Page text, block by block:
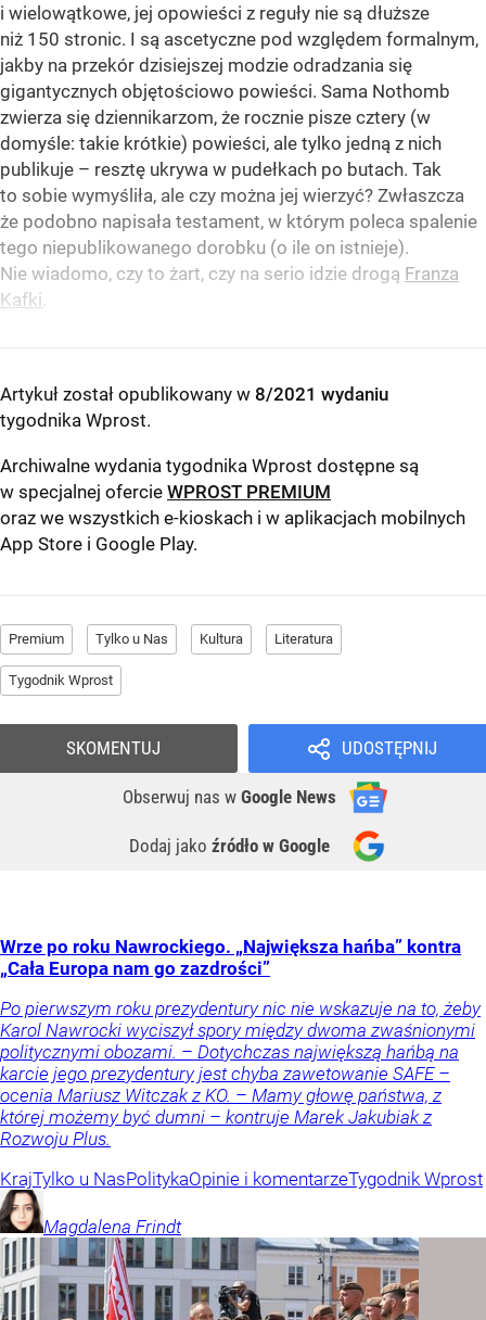
i wielowątkowe, jej opowieści z reguły nie są dłuższe
niż 150 stronic. I są ascetyczne pod względem formalnym,
jakby na przekór dzisiejszej modzie odradzania się
gigantycznych objętościowo powieści. Sama Nothomb
zwierza się dziennikarzom, że rocznie pisze cztery (w
domyśle: takie krótkie) powieści, ale tylko jedną z nich
publikuje – resztę ukrywa w pudełkach po butach. Tak
to sobie wymyśliła, ale czy można jej wierzyć? Zwłaszcza
że podobno napisała testament, w którym poleca spalenie
tego niepublikowanego dorobku (o ile on istnieje).
Nie wiadomo, czy to żart, czy na serio idzie drogą Franza
Kafki.
Artykuł został opublikowany w 8/2021 wydaniu
tygodnika Wprost.
Archiwalne wydania tygodnika Wprost dostępne są
w specjalnej ofercie WPROST PREMIUM
oraz we wszystkich e-kioskach i w aplikacjach mobilnych
App Store i Google Play.
Premium Tylko u Nas Kultura Literatura
Tygodnik Wprost
UDOSTĘPNIJ
Obserwuj nas w Google News
Dodaj jako źródło w Google
SKOMENTUJ
Wrze po roku Nawrockiego. „Największa hańba” kontra
„Cała Europa nam go zazdrości”
Po pierwszym roku prezydentury nic nie wskazuje na to, żeby
Karol Nawrocki wyciszył spory między dwoma zwaśnionymi
politycznymi obozami. – Dotychczas największą hańbą na
karcie jego prezydentury jest chyba zawetowanie SAFE –
ocenia Mariusz Witczak z KO. – Mamy głowę państwa, z
której możemy być dumni – kontruje Marek Jakubiak z
Rozwoju Plus.
KrajTylko u NasPolitykaOpinie i komentarzeTygodnik Wprost
Magdalena Frindt